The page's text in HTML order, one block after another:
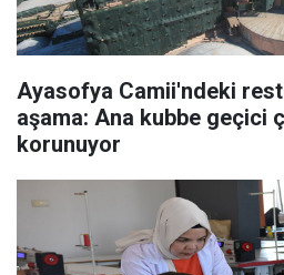
Ayasofya Camii'ndeki
aşama: Ana kubbe geçici
korunuyor